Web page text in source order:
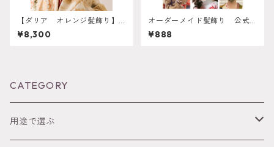
【ダリア オレンジ髪飾り】
成人式 振袖 卒業式 袴
ウェディング オーダーメイ
¥8,300
オーダーメイド髪飾り 公式LI
NEより受付中 振袖 成人
式 卒業式 袴 ヘアアレン
¥888
CATEGORY
用途で選ぶ